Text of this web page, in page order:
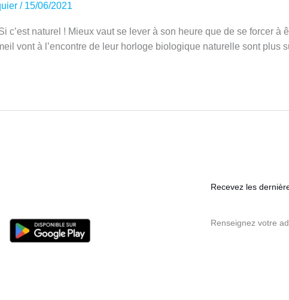
/ 15/06/2021
c’est naturel ! Mieux vaut se lever à son heure que de se forcer
vont à l’encontre de leur horloge biologique naturelle sont plus
Recevez les
Renseignez votre